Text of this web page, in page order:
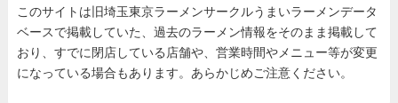
このサイトは旧埼玉東京ラーメンサークルうまいラーメンデータ
ベースで掲載していた、過去のラーメン情報をそのまま掲載して
おり、すでに閉店している店舗や、営業時間やメニュー等が変更
になっている場合もあります。あらかじめご注意ください。